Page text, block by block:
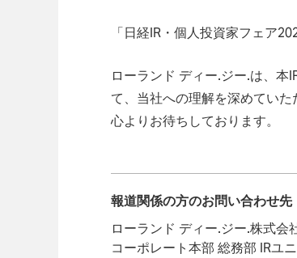
「日経IR・個人投資家フェア
ローランド ディー.ジー.は、
て、当社への理解を深めてい
心よりお待ちしております。
報道関係の方のお問い合わせ先
ローランド ディー.ジー.株式会
コーポレート本部 総務部 IRユ